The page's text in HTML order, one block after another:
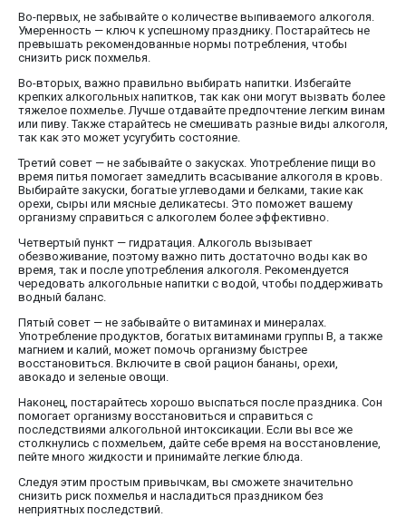
Во-первых, не забывайте о количестве выпиваемого алкоголя.
Умеренность — ключ к успешному празднику. Постарайтесь не
превышать рекомендованные нормы потребления, чтобы
снизить риск похмелья.
Во-вторых, важно правильно выбирать напитки. Избегайте
крепких алкогольных напитков, так как они могут вызвать более
тяжелое похмелье. Лучше отдавайте предпочтение легким винам
или пиву. Также старайтесь не смешивать разные виды алкоголя,
так как это может усугубить состояние.
Третий совет — не забывайте о закусках. Употребление пищи во
время питья помогает замедлить всасывание алкоголя в кровь.
Выбирайте закуски, богатые углеводами и белками, такие как
орехи, сыры или мясные деликатесы. Это поможет вашему
организму справиться с алкоголем более эффективно.
Четвертый пункт — гидратация. Алкоголь вызывает
обезвоживание, поэтому важно пить достаточно воды как во
время, так и после употребления алкоголя. Рекомендуется
чередовать алкогольные напитки с водой, чтобы поддерживать
водный баланс.
Пятый совет — не забывайте о витаминах и минералах.
Употребление продуктов, богатых витаминами группы В, а также
магнием и калий, может помочь организму быстрее
восстановиться. Включите в свой рацион бананы, орехи,
авокадо и зеленые овощи.
Наконец, постарайтесь хорошо выспаться после праздника. Сон
помогает организму восстановиться и справиться с
последствиями алкогольной интоксикации. Если вы все же
столкнулись с похмельем, дайте себе время на восстановление,
пейте много жидкости и принимайте легкие блюда.
Следуя этим простым привычкам, вы сможете значительно
снизить риск похмелья и насладиться праздником без
неприятных последствий.